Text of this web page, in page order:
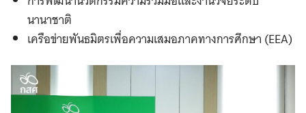
นานาชาติ
เครือข่ายพันธมิตรเพื่อความเสมอภาคทางการศึกษา (EEA)